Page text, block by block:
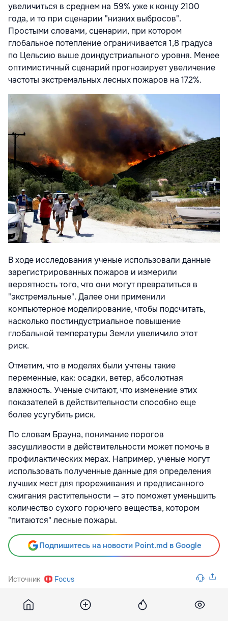
увеличиться в среднем на 59% уже к концу 2100
года, и то при сценарии "низких выбросов".
Простыми словами, сценарии, при котором
глобальное потепление ограничивается 1,8 градуса
по Цельсию выше доиндустриального уровня. Менее
оптимистичный сценарий прогнозирует увеличение
частоты экстремальных лесных пожаров на 172%.
В ходе исследования ученые использовали данные
зарегистрированных пожаров и измерили
вероятность того, что они могут превратиться в
"экстремальные". Далее они применили
компьютерное моделирование, чтобы подсчитать,
насколько постиндустриальное повышение
глобальной температуры Земли увеличило этот
риск.
Отметим, что в моделях были учтены такие
переменные, как: осадки, ветер, абсолютная
влажность. Ученые считают, что изменение этих
показателей в действительности способно еще
более усугубить риск.
По словам Брауна, понимание порогов
засушливости в действительности может помочь в
профилактических мерах. Например, ученые могут
использовать полученные данные для определения
лучших мест для прореживания и предписанного
сжигания растительности — это поможет уменьшить
количество сухого горючего вещества, котором
"питаются" лесные пожары.
Подпишитесь на новости Point.md в Google
Источник Focus